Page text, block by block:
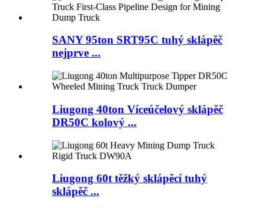
SANY 95ton SRT95C tuhý sklápěč
nejprve ...
Liugong 40ton Víceúčelový sklápěč
DR50C kolový ...
Liugong 60t těžký sklápěcí tuhý
sklápěč ...